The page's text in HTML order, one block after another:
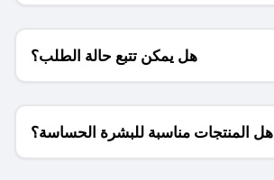
هل يمكن تتبع حالة الطلب؟
هل المنتجات مناسبة للبشرة الحساسة؟